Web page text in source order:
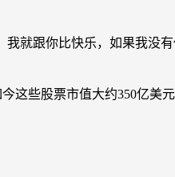
就跟你比快乐，如果我没
些股票市值大约350亿美